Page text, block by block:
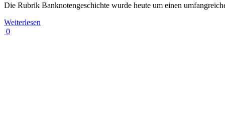
Die Rubrik Banknotengeschichte wurde heute um einen
Weiterlesen
0